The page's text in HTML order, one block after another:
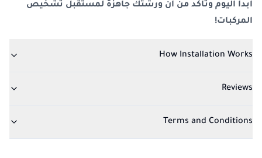
ابدأ اليوم وتأكد من أن ورشتك جاهزة لمستقبل تشخيص
المركبات!
How Installation Works
Reviews
Terms and Conditions